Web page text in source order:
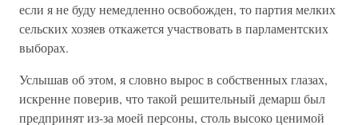
если я не буду немедленно освобожден, то партия мелких
сельских хозяев откажется участвовать в парламентских
выборах.
Услышав об этом, я словно вырос в собственных глазах,
искренне поверив, что такой решительный демарш был
предпринят из-за моей персоны, столь высоко ценимой